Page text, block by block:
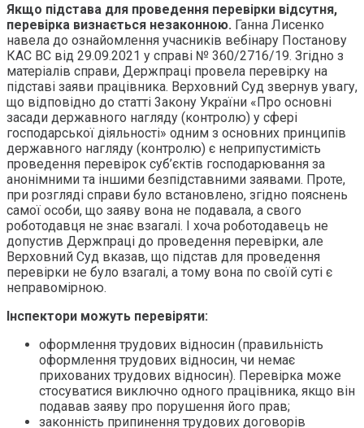
Якщо підстава для проведення перевірки відсутня,
перевірка визнається незаконною. Ганна Лисенко
навела до ознайомлення учасників вебінару Постанову
КАС ВС від 29.09.2021 у справі № 360/2716/19. Згідно з
матеріалів справи, Держпраці провела перевірку на
підставі заяви працівника. Верховний Суд звернув увагу,
що відповідно до статті 3акону України «Про основні
засади державного нагляду (контролю) у сфері
господарської діяльності» одним з основних принципів
державного нагляду (контролю) є неприпустимість
проведення перевірок суб’єктів господарювання за
анонімними та іншими безпідставними заявами. Проте,
при розгляді справи було встановлено, згідно пояснень
самої особи, що заяву вона не подавала, а свого
роботодавця не знає взагалі. І хоча роботодавець не
допустив Держпраці до проведення перевірки, але
Верховний Суд вказав, що підстав для проведення
перевірки не було взагалі, а тому вона по своїй суті є
неправомірною.
Інспектори можуть перевіряти:
оформлення трудових відносин (правильність
оформлення трудових відносин, чи немає
прихованих трудових відносин). Перевірка може
стосуватися виключно одного працівника, якщо він
подавав заяву про порушення його прав;
законність припинення трудових договорів